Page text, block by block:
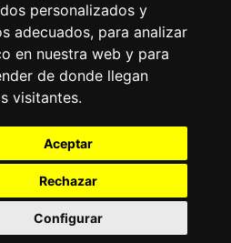
personalizados y
adecuados, para analizar
en nuestra web y para
de donde llegan
visitantes.
Aceptar
Rechazar
Configurar
Uso de cookies
de cookies
Area privada